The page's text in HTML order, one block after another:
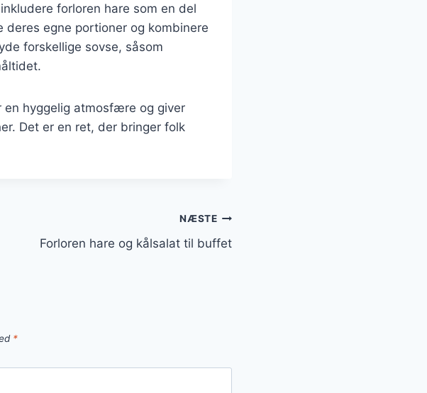
forloren hare som en del
egne portioner og kombinere
forskellige sovse, såsom
en hyggelig atmosfære og giver
Det er en ret, der bringer folk
NÆSTE
Forloren hare og kålsalat til buffet
*